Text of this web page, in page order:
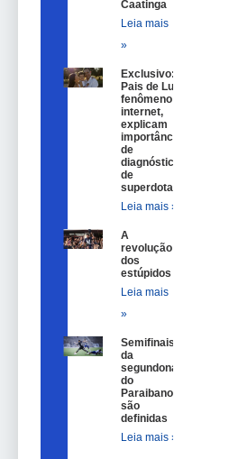
Caatinga
Leia mais
»
Exclusivo:
Pais de Lulu,
fenômeno na
internet,
explicam
importância
de
diagnóstico
de
superdotação
Leia mais »
A
revolução
dos
estúpidos
Leia mais
»
Semifinais
da
segundona
do
Paraibano
são
definidas
Leia mais »